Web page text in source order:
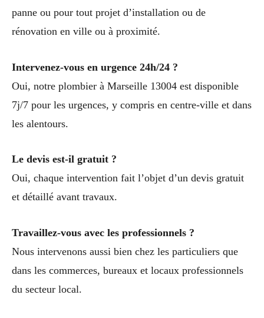
panne ou pour tout projet d’installation ou de
rénovation en ville ou à proximité.
Intervenez-vous en urgence 24h/24 ?
Oui, notre plombier à Marseille 13004 est disponible
7j/7 pour les urgences, y compris en centre-ville et dans
les alentours.
Le devis est-il gratuit ?
Oui, chaque intervention fait l’objet d’un devis gratuit
et détaillé avant travaux.
Travaillez-vous avec les professionnels ?
Nous intervenons aussi bien chez les particuliers que
dans les commerces, bureaux et locaux professionnels
du secteur local.